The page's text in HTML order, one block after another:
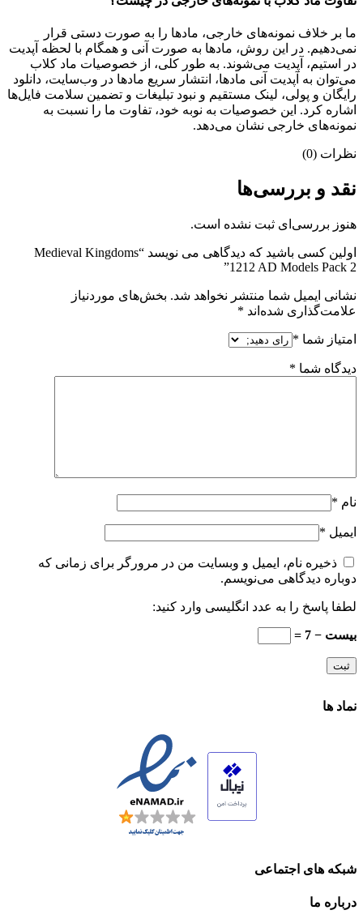
ما بر خلاف نمونه‌های خارجی، مادها را به صورت دستی قرار
نمی‌دهیم. در این روش، مادها به صورت آنی و همگام با لحظه آپدیت
در استیم، آپدیت می‌شوند. به طور کلی، از خصوصیات ماد کلاب
می‌‌توان به آپدیت آنی مادها، انتشار سریع مادها در وب‌سایت، دانلود
رایگان و پولی، لینک مستقیم و نبود تبلیغات و تضمین سلامت فایل‌ها
اشاره کرد. این خصوصیات به نوبه خود، تفاوت ما را نسبت به
نمونه‌های خارجی نشان می‌دهد.
نظرات (0)
نقد و بررسی‌ها
هنوز بررسی‌ای ثبت نشده است.
اولین کسی باشید که دیدگاهی می نویسد “Medieval Kingdoms
1212 AD Models Pack 2”
نشانی ایمیل شما منتشر نخواهد شد. بخش‌های موردنیاز
علامت‌گذاری شده‌اند *
امتیاز شما *
دیدگاه شما *
نام *
ایمیل *
ذخیره نام، ایمیل و وبسایت من در مرورگر برای زمانی که
دوباره دیدگاهی می‌نویسم.
لطفا پاسخ را به عدد انگلیسی وارد کنید:
بیست − 7 =
نماد ها
شبکه های اجتماعی
درباره ما